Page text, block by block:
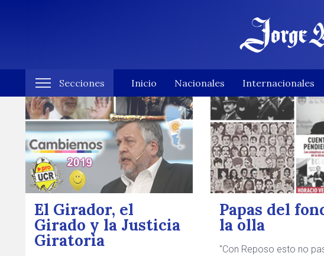
Secciones Inicio Nacionales Internacionales
El Girador, el
Girado y la Justicia
Giratoria
Papas del
la olla
"Con Reposo esto no